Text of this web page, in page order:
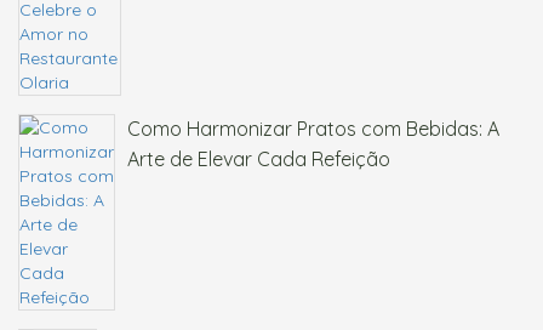
Como Harmonizar Pratos com Bebidas: A
Arte de Elevar Cada Refeição